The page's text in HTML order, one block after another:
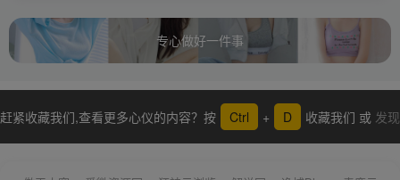
专心做好一件事
赶紧收藏我们,查看更多心仪的内容？按 Ctrl + D 收藏我们 或 发现